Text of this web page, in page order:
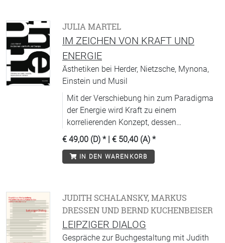
Bewahren der literarischen Tradition ist für
Thedel v. Wallmoden ebenso wichtig wie
langfristige Beziehungen zu Autorinnen
und Autoren. Mit dem Bild der Arche ist ein
kulturelles Erbe gemeint, das es zu
bewahren gilt.
JULIA MARTEL
IM ZEICHEN VON KRAFT UND
ENERGIE
Ästhetiken bei Herder, Nietzsche, Mynona,
Einstein und Musil
Mit der Verschiebung hin zum Paradigma
der Energie wird Kraft zu einem
korrelierenden Konzept, dessen
Wirkmechanismen in der Literatur einen
besonderen Diskursraum finden.
€ 49,00 (D) * | € 50,40 (A) *
IN DEN WARENKORB
JUDITH SCHALANSKY, MARKUS
DRESSEN UND BERND KUCHENBEISER
LEIPZIGER DIALOG
Gespräche zur Buchgestaltung mit Judith